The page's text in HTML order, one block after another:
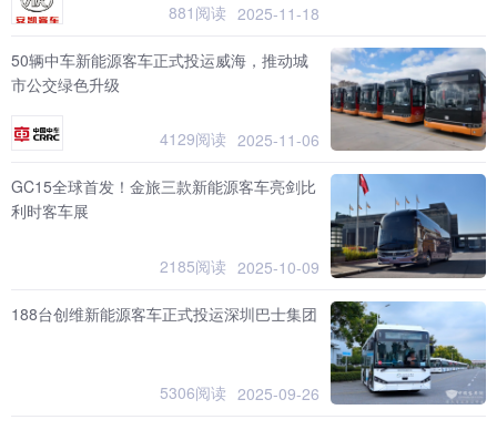
881阅读 2025-11-18
50辆中车新能源客车正式投运威海，推动城
市公交绿色升级
4129阅读 2025-11-06
GC15全球首发！金旅三款新能源客车亮剑比
利时客车展
2185阅读 2025-10-09
188台创维新能源客车正式投运深圳巴士集团
5306阅读 2025-09-26